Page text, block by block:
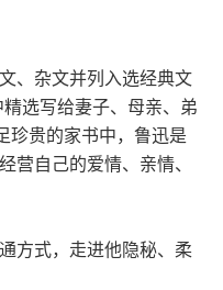
、杂文并列入选经典文
选写给妻子、母亲、弟
珍贵的家书中，鲁迅是
营自己的爱情、亲情、
方式，走进他隐秘、柔